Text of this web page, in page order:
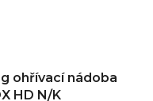
ohřívací nádoba
HD N/K